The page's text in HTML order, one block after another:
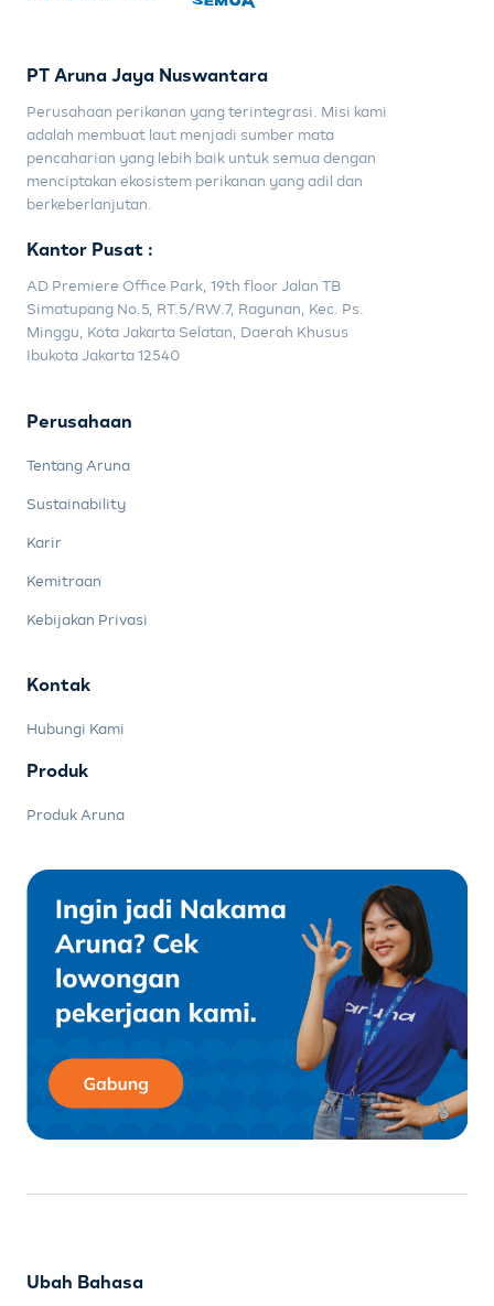
PT Aruna Jaya Nuswantara
Perusahaan perikanan yang terintegrasi. Misi kami
adalah membuat laut menjadi sumber mata
pencaharian yang lebih baik untuk semua dengan
menciptakan ekosistem perikanan yang adil dan
berkeberlanjutan.
Kantor Pusat :
AD Premiere Office Park, 19th floor Jalan TB
Simatupang No.5, RT.5/RW.7, Ragunan, Kec. Ps.
Minggu, Kota Jakarta Selatan, Daerah Khusus
Ibukota Jakarta 12540
Perusahaan
Tentang Aruna
Sustainability
Karir
Kemitraan
Kebijakan Privasi
Kontak
Hubungi Kami
Produk
Produk Aruna
Ubah Bahasa